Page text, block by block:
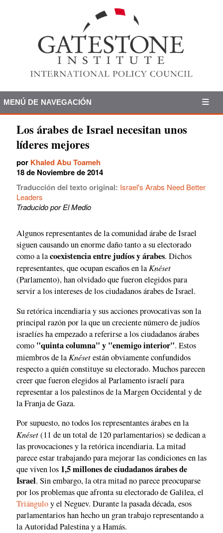
MENÚ DE NAVEGACIÓN
Los árabes de Israel necesitan unos
líderes mejores
por Khaled Abu Toameh
18 de Noviembre de 2014
Traducción del texto original: Israel's Arabs Need Better
Leaders
Traducido por El Medio
Algunos representantes de la comunidad árabe de Israel
siguen causando un enorme daño tanto a su electorado
como a lacoexistencia entre judíos y árabes. Dichos
representantes, que ocupan escaños en la Knéset
(Parlamento), han olvidado que fueron elegidos para
servir a los intereses de los ciudadanos árabes de Israel.
Su retórica incendiaria y sus acciones provocativas son la
principal razón por la que un creciente número de judíos
israelíes ha empezado a referirse a los ciudadanos árabes
como "quinta columna" y "enemigo interior". Estos
miembros de la Knésetestán obviamente confundidos
respecto a quién constituye su electorado. Muchos parecen
creer que fueron elegidos al Parlamento israelí para
representar a los palestinos de la Margen Occidental y de
la Franja de Gaza.
Por supuesto, no todos los representantes árabes en la
Knéset(11 de un total de 120 parlamentarios) se dedican a
las provocaciones y la retórica incendiaria. La mitad
parece estar trabajando para mejorar las condiciones en las
que viven los 1,5 millones de ciudadanos árabes de
Israel. Sin embargo, la otra mitad no parece preocuparse
por los problemas que afronta su electorado de Galilea, el
Triánguloy el Neguev. Durante la pasada década, esos
parlamentarios han hecho un gran trabajo representando a
la Autoridad Palestina y a Hamás.